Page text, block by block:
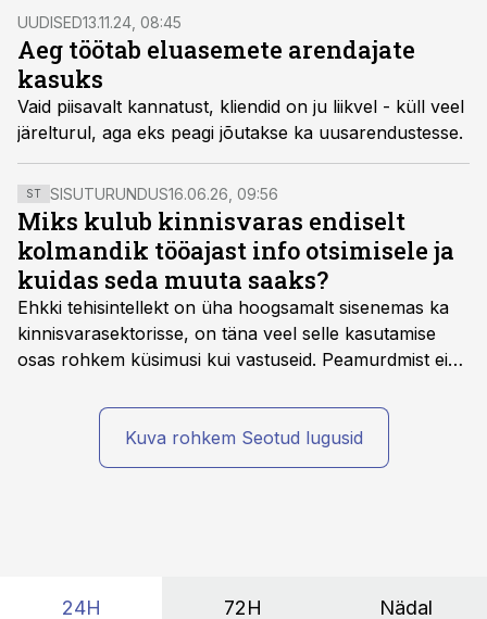
UUDISED13.11.24, 08:45
Aeg töötab eluasemete arendajate
kasuks
Vaid piisavalt kannatust, kliendid on ju liikvel - küll veel
järelturul, aga eks peagi jõutakse ka uusarendustesse.
ST SISUTURUNDUS16.06.26, 09:56
Miks kulub kinnisvaras endiselt
kolmandik tööajast info otsimisele ja
kuidas seda muuta saaks?
Ehkki tehisintellekt on üha hoogsamalt sisenemas ka
kinnisvarasektorisse, on täna veel selle kasutamise
osas rohkem küsimusi kui vastuseid. Peamurdmist ei
kas ettevõtte andmed on üldse sellisel kujul olemas, et
tehisintellekt neist midagi mõistlikku välja lugeda
Kuva rohkem Seotud lugusid
24H 72H Nädal